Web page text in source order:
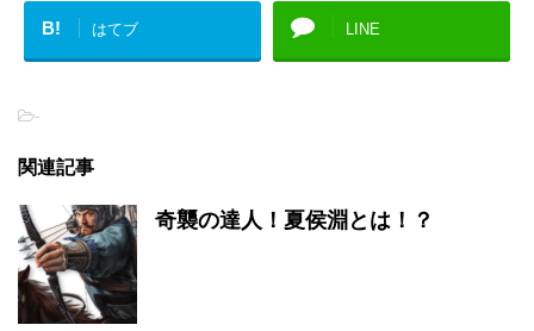
B! はてブ LINE
-
関連記事
奇襲の達人！夏侯淵とは！？